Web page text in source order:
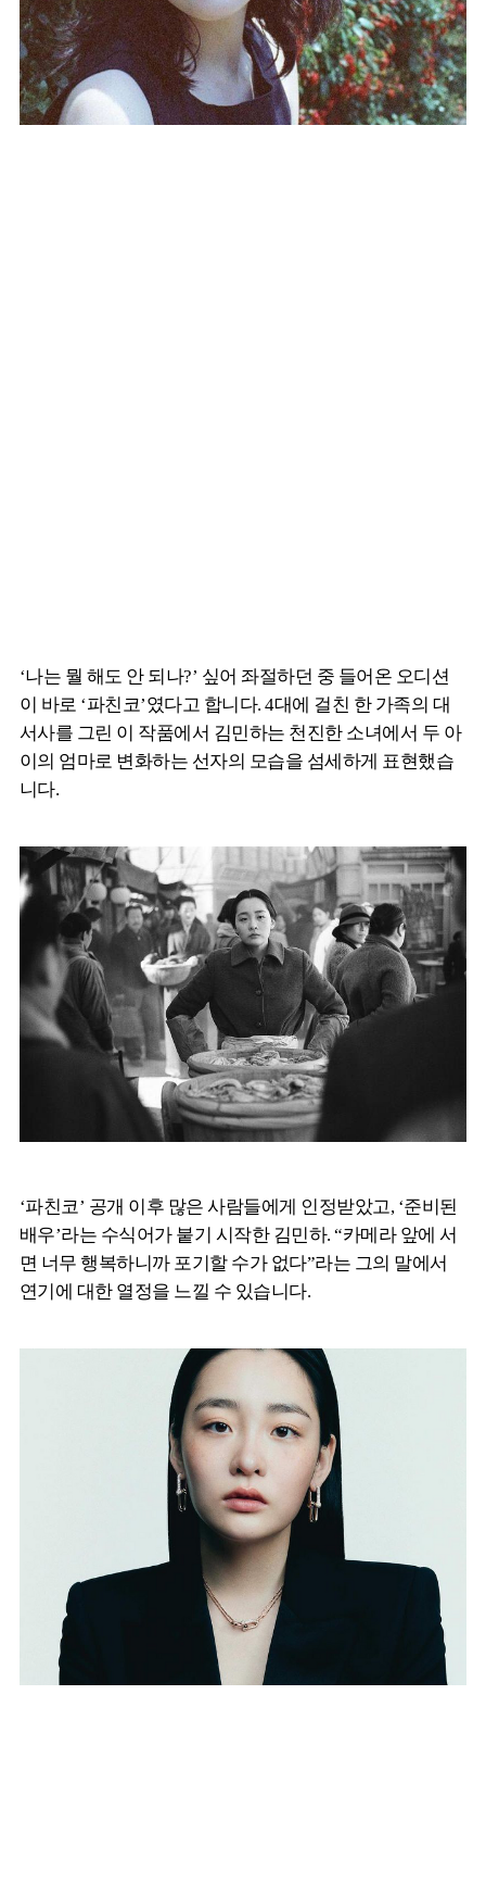
‘나는 뭘 해도 안 되나?’ 싶어 좌절하던 중 들어온 오디션
이 바로 ‘파친코’였다고 합니다. 4대에 걸친 한 가족의 대
서사를 그린 이 작품에서 김민하는 천진한 소녀에서 두 아
이의 엄마로 변화하는 선자의 모습을 섬세하게 표현했습
니다.
‘파친코’ 공개 이후 많은 사람들에게 인정받았고, ‘준비된
배우’라는 수식어가 붙기 시작한 김민하. “카메라 앞에 서
면 너무 행복하니까 포기할 수가 없다”라는 그의 말에서
연기에 대한 열정을 느낄 수 있습니다.